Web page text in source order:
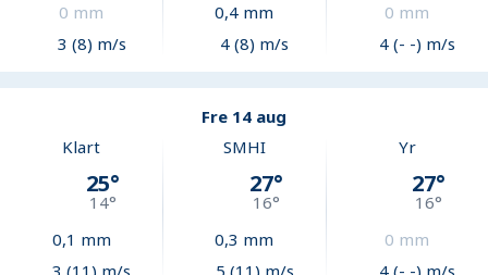
0 mm
3 (8) m/s
0,4 mm
4 (8) m/s
0 mm
4 (- -) m/s
Fre 14 aug
Klart
25°
14°
0,1 mm
3 (11) m/s
SMHI
27°
16°
0,3 mm
5 (11) m/s
Yr
27°
16°
0 mm
4 (- -) m/s